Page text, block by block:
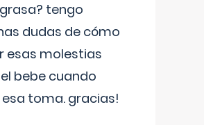
tengo
dudas de cómo
esas molestias
bebe cuando
toma. gracias!